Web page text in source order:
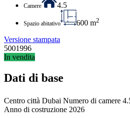
Camere 4.5
Spazio abitativo 600 m2
Versione stampata
5001996
In vendita
Dati di base
Centro città Dubai Numero di camere
Anno di costruzione 2026